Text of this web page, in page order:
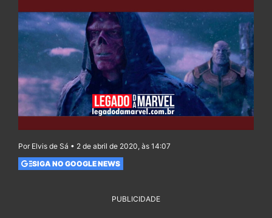
Por Elvis de Sá • 2 de abril de 2020, às 14:07
SIGA NO GOOGLE NEWS
PUBLICIDADE